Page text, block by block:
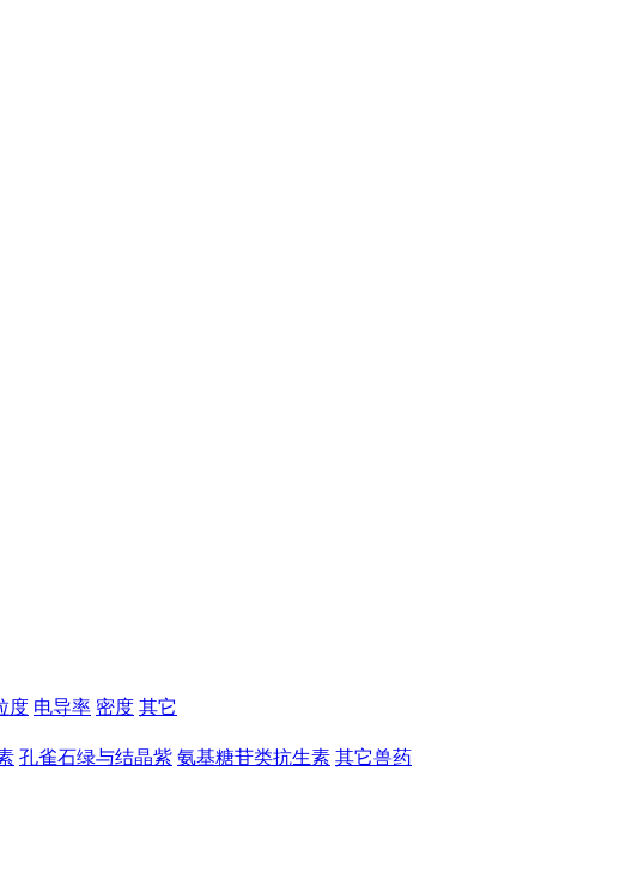
度 电导率 密度 其它
孔雀石绿与结晶紫 氨基糖苷类抗生素 其它兽药